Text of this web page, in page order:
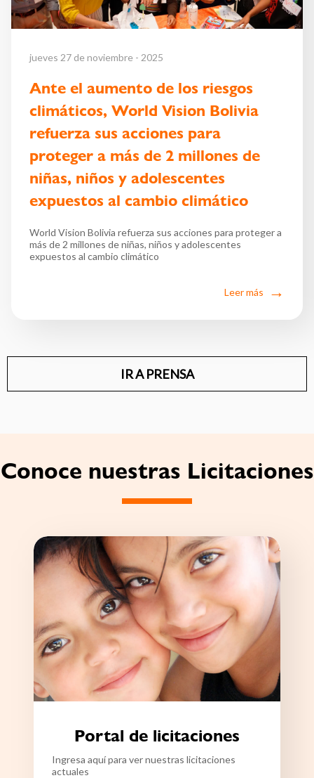
jueves 27 de noviembre - 2025
Ante el aumento de los riesgos
climáticos, World Vision Bolivia
refuerza sus acciones para
proteger a más de 2 millones de
niñas, niños y adolescentes
expuestos al cambio climático
World Vision Bolivia refuerza sus acciones para proteger a
más de 2 millones de niñas, niños y adolescentes
expuestos al cambio climático
Leer más
IR A PRENSA
Conoce nuestras Licitaciones
Portal de licitaciones
Ingresa aquí para ver nuestras licitaciones
actuales